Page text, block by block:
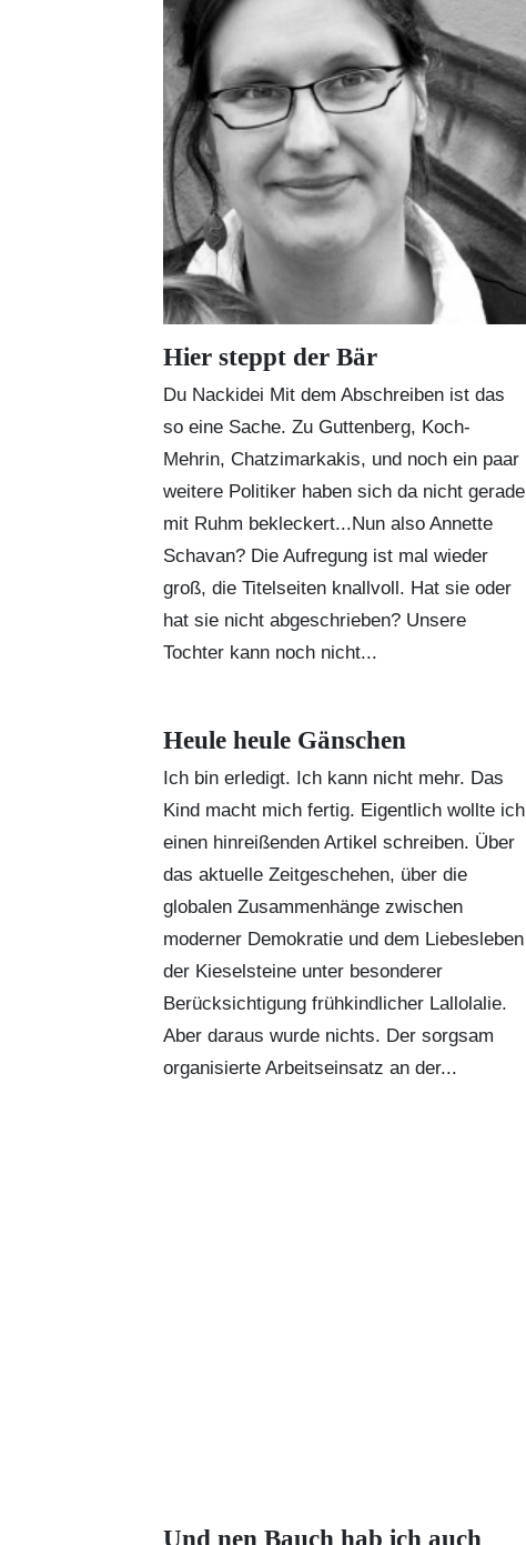
Hier steppt der Bär
Du Nackidei Mit dem Abschreiben ist das
so eine Sache. Zu Guttenberg, Koch-
Mehrin, Chatzimarkakis, und noch ein paar
weitere Politiker haben sich da nicht gerade
mit Ruhm bekleckert...Nun also Annette
Schavan? Die Aufregung ist mal wieder
groß, die Titelseiten knallvoll. Hat sie oder
hat sie nicht abgeschrieben? Unsere
Tochter kann noch nicht...
Heule heule Gänschen
Ich bin erledigt. Ich kann nicht mehr. Das
Kind macht mich fertig. Eigentlich wollte ich
einen hinreißenden Artikel schreiben. Über
das aktuelle Zeitgeschehen, über die
globalen Zusammenhänge zwischen
moderner Demokratie und dem Liebesleben
der Kieselsteine unter besonderer
Berücksichtigung frühkindlicher Lallolalie.
Aber daraus wurde nichts. Der sorgsam
organisierte Arbeitseinsatz an der...
Und nen Bauch hab ich auch